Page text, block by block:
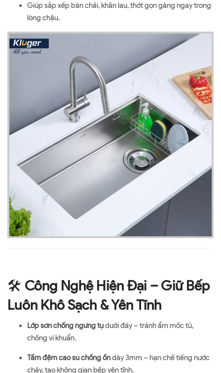
Giúp sắp xếp bàn chải, khăn lau, thớt gọn gàng ngay trong
lòng chậu.
🛠️ Công Nghệ Hiện Đại – Giữ Bếp
Luôn Khô Sạch & Yên Tĩnh
Lớp sơn chống ngưng tụdưới đáy – tránh ẩm mốc tủ,
chống vi khuẩn.
Tấm đệm cao su chống ồndày 3mm – hạn chế tiếng nước
chảy, tạo không gian bếp yên tĩnh.